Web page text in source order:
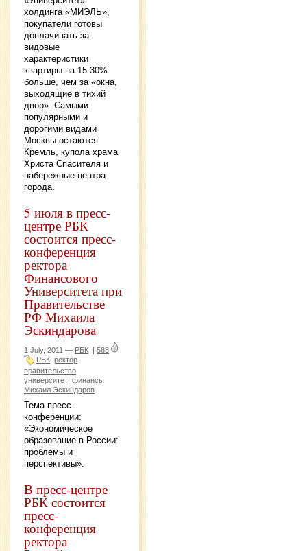
холдинга «МИЭЛЬ»,
покупатели готовы
доплачивать за
видовые
характеристики
квартиры на 15-30%
больше, чем за «окна,
выходящие в тихий
двор». Самыми
популярными и
дорогими видами
Москвы остаются
Кремль, купола храма
Христа Спасителя и
набережные центра
города.
5 июля в пресс-
центре РБК
состоится пресс-
конференция
ректора
Финансового
Университета при
Правительстве
РФ Михаила
Эскиндарова
1 July, 2011 — РБК
588
РБК ректор
правительство
университет финансы
Михаил Эскиндаров
Тема пресс-
конференции:
«Экономическое
образование в России:
проблемы и
перспективы».
В пресс-центре
РБК состоится
пресс-
конференция
ректора